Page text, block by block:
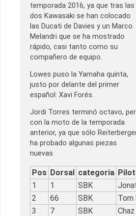
temporada 2016, ya que tras las
dos Kawasaki se han colocado
las Ducati de Davies y un Marco
Melandri que se ha mostrado
rápido, casi tanto como su
compañero de equipo.
Lowes puso la Yamaha quinta,
justo por delante del primer
español: Xavi Forés.
Jordi Torres terminó octavo,
con la moto de la temporada
anterior, ya que sólo
ha probado algunas piezas
nuevas
Pos Dorsal categoria
1
1 SBK
2
66 SBK Tom
3
7 SBK